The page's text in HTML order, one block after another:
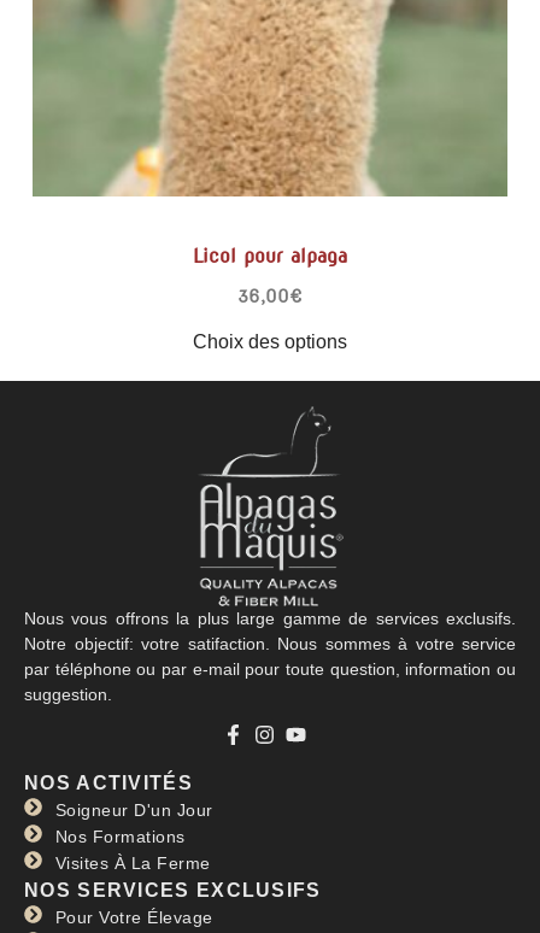
Licol pour alpaga
36,00€
Choix des options
Nous vous offrons la plus large gamme de services exclusifs.
Notre objectif: votre satifaction. Nous sommes à votre service
par téléphone ou par e-mail pour toute question, information ou
suggestion.
NOS ACTIVITÉS
Soigneur D'un Jour
Nos Formations
Visites À La Ferme
NOS SERVICES EXCLUSIFS
Pour Votre Élevage